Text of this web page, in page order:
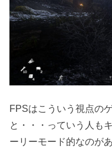
FPSはこういう視点の
と・・・っていう人も
ーリーモード的なのが